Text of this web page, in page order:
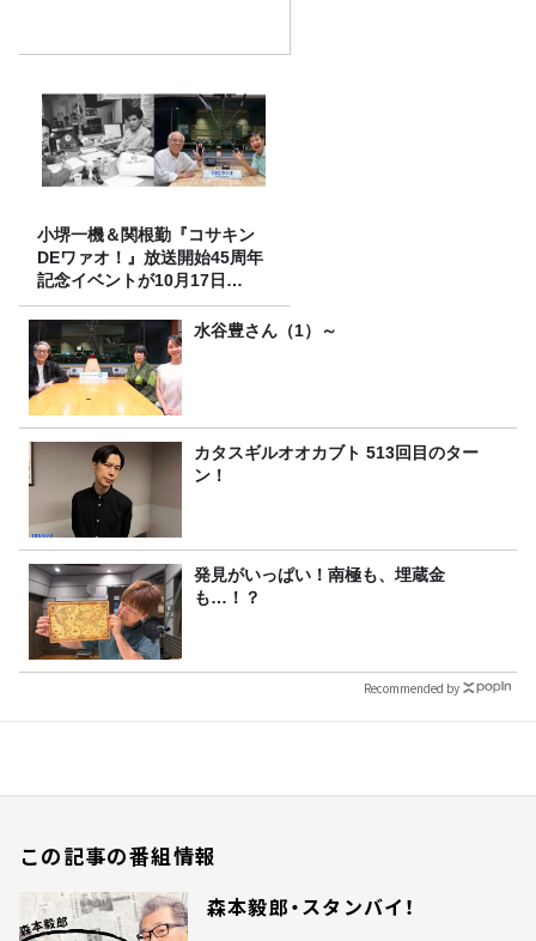
小堺一機＆関根勤『コサキン
DEワァオ！』放送開始45周年
記念イベントが10月17日
（土）に開催決定！本日より
FC先行受付スタート！水谷豊さん（1）～
カタスギルオオカブト 513回目のター
ン！
発見がいっぱい！南極も、埋蔵金
も…！？
Recommended by
この記事の番組情報
森本毅郎・スタンバイ！